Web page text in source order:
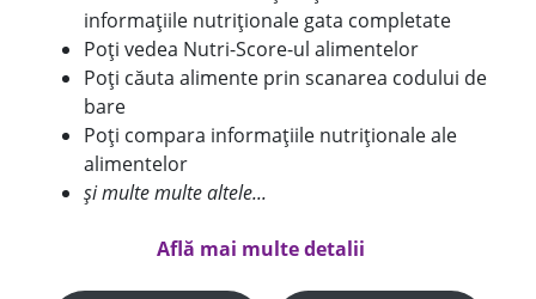
informațiile nutriționale gata completate
Poți vedea Nutri-Score-ul alimentelor
Poți căuta alimente prin scanarea codului de
bare
Poți compara informațiile nutriționale ale
alimentelor
și multe multe altele...
Află mai multe detalii